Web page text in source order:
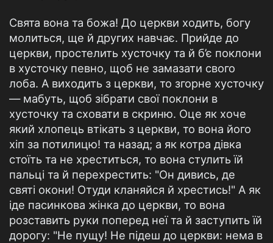
Свята вона та божа! До церкви ходить, богу
молиться, ще й других навчає. Прийде до
церкви, простелить хусточку та й б’є поклони
в хусточку певно, щоб не замазати свого
лоба. А виходить з церкви, то згорне хусточку
— мабуть, щоб зібрати свої поклони в
хусточку та сховати в скриню. Оце як хоче
який хлопець втікать з церкви, то вона його
хіп за потилицю! та назад; а як котра дівка
стоїть та не хреститься, то вона стулить їй
пальці та й перехрестить: "Он дивись, де
святі окони! Отуди кланяйся й хрестись!" А як
іде пасинкова жінка до церкви, то вона
розставить руки поперед неї та й заступить їй
дорогу: "Не пущу! Не підеш до церкви: нема в